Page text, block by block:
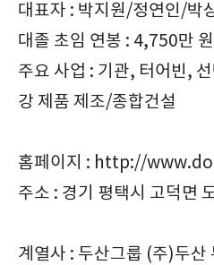
대표자 : 박지원/정연인/박
대졸 초임 연봉 : 4,750만 원
주요 사업 : 기관, 터어빈,
강 제품 제조/종합건설
홈페이지 : http://
주소 : 경기 평택시 고덕면
계열사 : 두산그룹 (주)두